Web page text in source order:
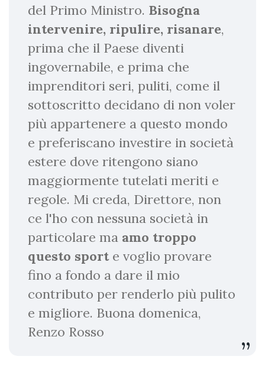
del Primo Ministro. Bisogna
intervenire, ripulire, risanare,
prima che il Paese diventi
ingovernabile, e prima che
imprenditori seri, puliti, come il
sottoscritto decidano di non voler
più appartenere a questo mondo
e preferiscano investire in società
estere dove ritengono siano
maggiormente tutelati meriti e
regole. Mi creda, Direttore, non
ce l'ho con nessuna società in
particolare ma amo troppo
questo sporte voglio provare
fino a fondo a dare il mio
contributo per renderlo più pulito
e migliore. Buona domenica,
Renzo Rosso